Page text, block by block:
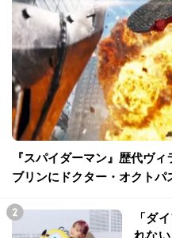
『スパイダーマン』歴代ヴ
ブリンにドクター・オクトパ
「ダ